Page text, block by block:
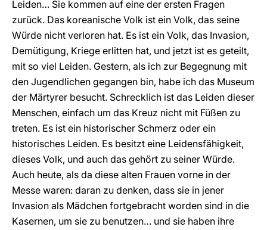
Leiden… Sie kommen auf eine der ersten Fragen
zurück. Das koreanische Volk ist ein Volk, das seine
Würde nicht verloren hat. Es ist ein Volk, das Invasion,
Demütigung, Kriege erlitten hat, und jetzt ist es geteilt,
mit so viel Leiden. Gestern, als ich zur Begegnung mit
den Jugendlichen gegangen bin, habe ich das Museum
der Märtyrer besucht. Schrecklich ist das Leiden dieser
Menschen, einfach um das Kreuz nicht mit Füßen zu
treten. Es ist ein historischer Schmerz oder ein
historisches Leiden. Es besitzt eine Leidensfähigkeit,
dieses Volk, und auch das gehört zu seiner Würde.
Auch heute, als da diese alten Frauen vorne in der
Messe waren: daran zu denken, dass sie in jener
Invasion als Mädchen fortgebracht worden sind in die
Kasernen, um sie zu benutzen… und sie haben ihre